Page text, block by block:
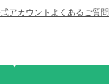
アカウント よくあるご質問